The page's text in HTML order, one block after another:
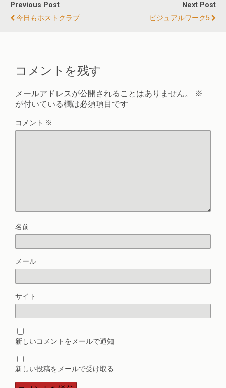
Previous Post
今日もホストクラブ
Next Post
ビジュアルワーク5
コメントを残す
メールアドレスが公開されることはありません。
※
が付いている欄は必須項目です
コメント ※
名前
メール
サイト
新しいコメントをメールで通知
新しい投稿をメールで受け取る